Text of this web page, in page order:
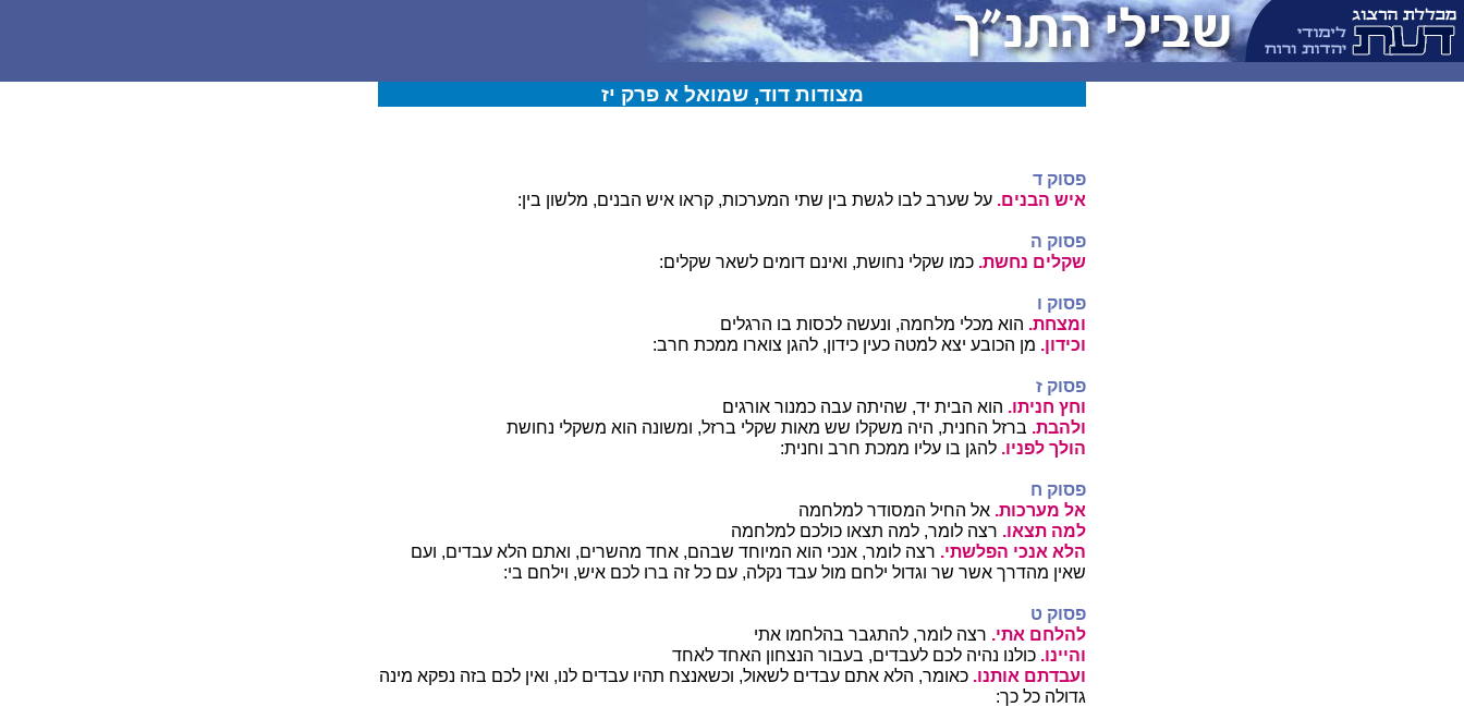
מצודות דוד, שמואל א פרק יז
פסוק ד
איש הבנים. על שערב לבו לגשת בין שתי המערכות, קראו איש הבנים, מלשון בין:
פסוק ה
שקלים נחשת. כמו שקלי נחושת, ואינם דומים לשאר שקלים:
פסוק ו
ומצחת. הוא מכלי מלחמה, ונעשה לכסות בו הרגלים
וכידון. מן הכובע יצא למטה כעין כידון, להגן צוארו ממכת חרב:
פסוק ז
וחץ חניתו. הוא הבית יד, שהיתה עבה כמנור אורגים
ולהבת. ברזל החנית, היה משקלו שש מאות שקלי ברזל, ומשונה הוא משקלי נחושת
הולך לפניו. להגן בו עליו ממכת חרב וחנית:
פסוק ח
אל מערכות. אל החיל המסודר למלחמה
למה תצאו. רצה לומר, למה תצאו כולכם למלחמה
הלא אנכי הפלשתי. רצה לומר, אנכי הוא המיוחד שבהם, אחד מהשרים, ואתם הלא עבדים, ועם
שאין מהדרך אשר שר וגדול ילחם מול עבד נקלה, עם כל זה ברו לכם איש, וילחם בי:
פסוק ט
להלחם אתי. רצה לומר, להתגבר בהלחמו אתי
והיינו. כולנו נהיה לכם לעבדים, בעבור הנצחון האחד לאחד
ועבדתם אותנו. כאומר, הלא אתם עבדים לשאול, וכשאנצח תהיו עבדים לנו, ואין לכם בזה נפקא מינה
גדולה כל כך: